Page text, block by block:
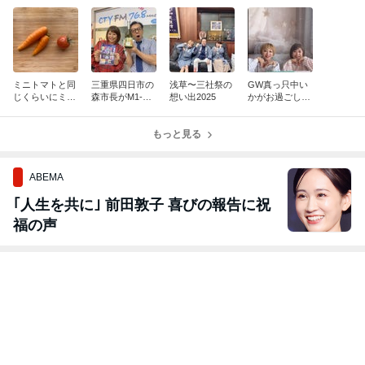
ミニトマトと同
じくらいにミニ
三重県四日市の
森市長がM1-グ
浅草〜三社祭の
想い出2025
GW真っ只中い
かがお過ごしで
もっと見る
ABEMA
｢人生を共に｣ 前田敦子 喜びの報告に祝
福の声